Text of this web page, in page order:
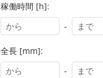
稼働時間 [h]:
-
全長 [mm]:
-